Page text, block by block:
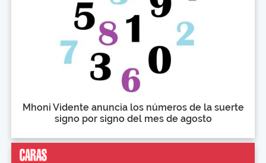
Mhoni Vidente anuncia los números de la suerte
signo por signo del mes de agosto